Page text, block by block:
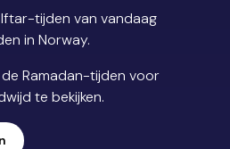
Iftar-tijden van vandaag
in Norway.
Ramadan-tijden voor
te bekijken.